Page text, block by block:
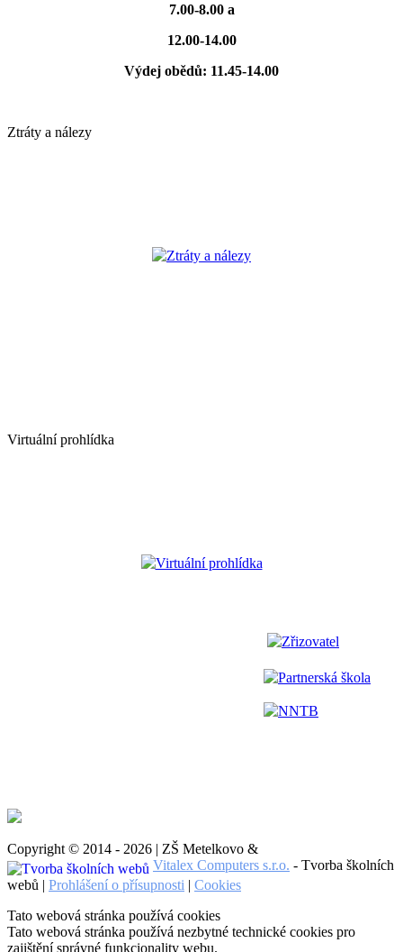
7.00-8.00 a
12.00-14.00
Výdej obědů: 11.45-14.00
Ztráty a nálezy
Ztráty a nálezy
Virtuální prohlídka
Virtuální prohlídka
Zřizovatel
Partnerská škola
NNTB
Copyright © 2014 - 2026 | ZŠ Metelkovo &
Vitalex Computers s.r.o. - Tvorba školních
webů | Prohlášení o přísupnosti | Cookies
Tato webová stránka používá cookies
Tato webová stránka používá nezbytné technické cookies pro
zajištění správné funkcionality webu.